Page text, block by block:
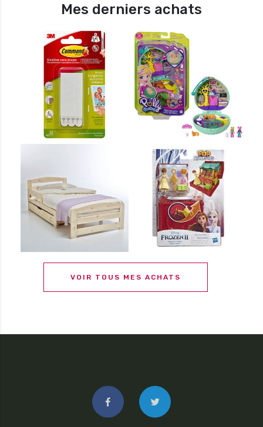
Mes derniers achats
VOIR TOUS MES ACHATS